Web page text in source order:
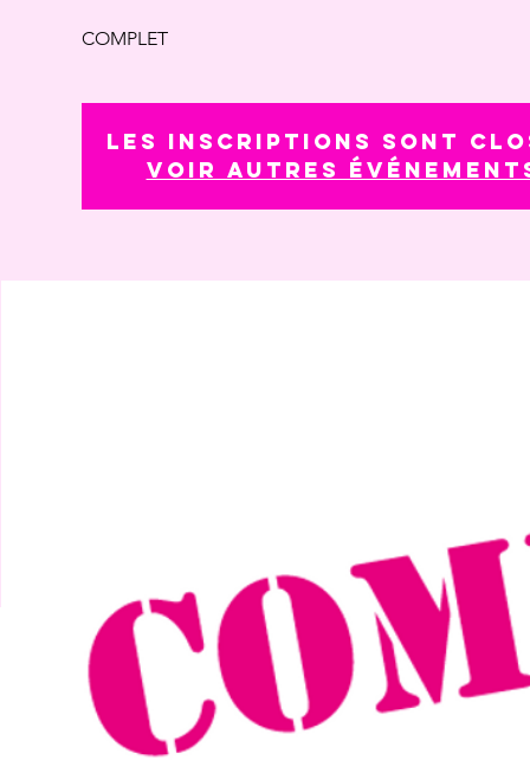
COMPLET
Les inscriptions sont
Voir autres